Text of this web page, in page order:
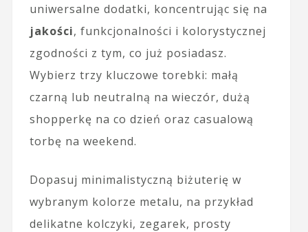
uniwersalne dodatki, koncentrując się na
jakości, funkcjonalności i kolorystycznej
zgodności z tym, co już posiadasz.
Wybierz trzy kluczowe torebki: małą
czarną lub neutralną na wieczór, dużą
shopperkę na co dzień oraz casualową
torbę na weekend.
Dopasuj minimalistyczną biżuterię w
wybranym kolorze metalu, na przykład
delikatne kolczyki, zegarek, prosty